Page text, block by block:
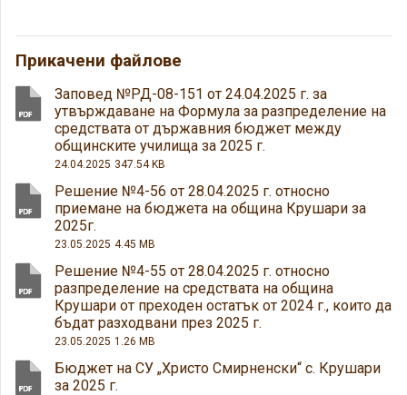
Прикачени файлове
Заповед №РД-08-151 от 24.04.2025 г. за
утвърждаване на Формула за разпределение на
средствата от държавния бюджет между
общинските училища за 2025 г.
24.04.2025 347.54 KB
Решение №4-56 от 28.04.2025 г. относно
приемане на бюджета на община Крушари за
2025г.
23.05.2025 4.45 MB
Решение №4-55 от 28.04.2025 г. относно
разпределение на средствата на община
Крушари от преходен остатък от 2024 г., които да
бъдат разходвани през 2025 г.
23.05.2025 1.26 MB
Бюджет на СУ „Христо Смирненски“ с. Крушари
за 2025 г.